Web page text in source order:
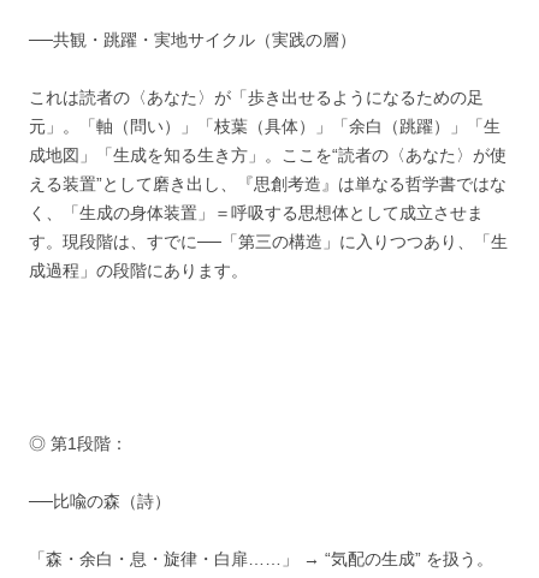
──共観・跳躍・実地サイクル（実践の層）
これは読者の〈あなた〉が「歩き出せるようになるための足
元」。「軸（問い）」「枝葉（具体）」「余白（跳躍）」「生
成地図」「生成を知る生き方」。ここを“読者の〈あなた〉が使
える装置”として磨き出し、『思創考造』は単なる哲学書ではな
く、「生成の身体装置」＝呼吸する思想体として成立させま
す。現段階は、すでに──「第三の構造」に入りつつあり、「生
成過程」の段階にあります。
◎ 第1段階：
──比喩の森（詩）
「森・余白・息・旋律・白扉……」 → “気配の生成” を扱う。